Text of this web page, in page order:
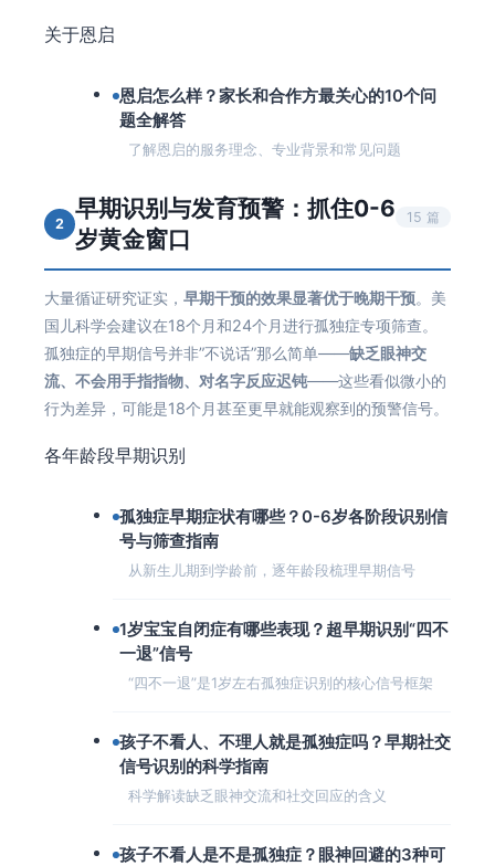
关于恩启
恩启怎么样？家长和合作方最关心的10个问
题全解答
了解恩启的服务理念、专业背景和常见问题
2
早期识别与发育预警：抓住0-6
岁黄金窗口
15 篇
大量循证研究证实， 早期干预的效果显著优于晚期干预。美
国儿科学会建议在18个月和24个月进行孤独症专项筛查。
孤独症的早期信号并非”不说话”那么简单——缺乏眼神交
流、不会用手指指物、对名字反应迟钝——这些看似微小的
行为差异，可能是18个月甚至更早就能观察到的预警信号。
各年龄段早期识别
孤独症早期症状有哪些？0-6岁各阶段识别信
号与筛查指南
从新生儿期到学龄前，逐年龄段梳理早期信号
1岁宝宝自闭症有哪些表现？超早期识别“四不
一退”信号
“四不一退”是1岁左右孤独症识别的核心信号框架
孩子不看人、不理人就是孤独症吗？早期社交
信号识别的科学指南
科学解读缺乏眼神交流和社交回应的含义
孩子不看人是不是孤独症？眼神回避的3种可